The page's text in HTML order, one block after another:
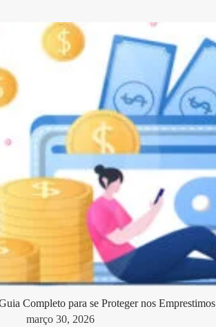
Completo para se Proteger nos Emprestimos
março 30, 2026